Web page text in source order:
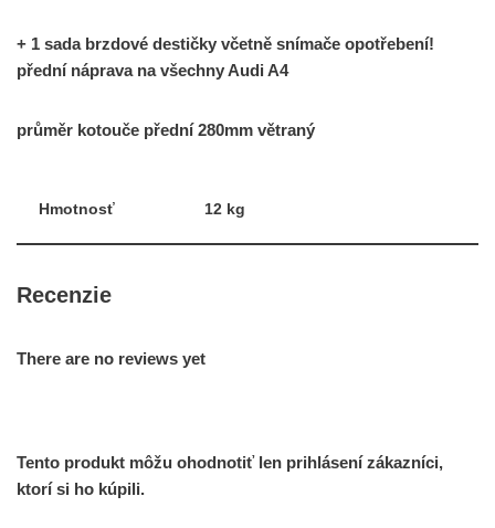
+ 1 sada brzdové destičky včetně snímače opotřebení!
přední náprava na všechny Audi A4
průměr kotouče přední 280mm větraný
Hmotnosť 12 kg
Recenzie
There are no reviews yet
Tento produkt môžu ohodnotiť len prihlásení zákazníci,
ktorí si ho kúpili.